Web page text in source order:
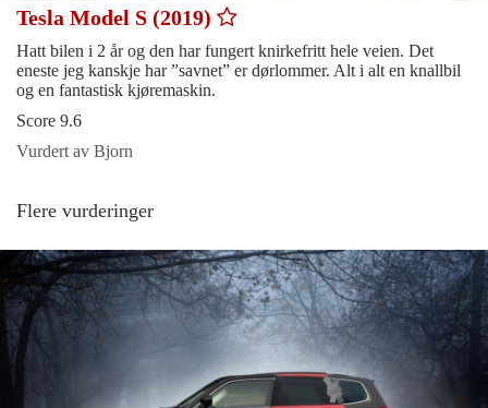
Tesla Model S (2019)
Hatt bilen i 2 år og den har fungert knirkefritt hele veien. Det
eneste jeg kanskje har ”savnet” er dørlommer. Alt i alt en knallbil
og en fantastisk kjøremaskin.
Score 9.6
Vurdert av Bjorn
Flere vurderinger